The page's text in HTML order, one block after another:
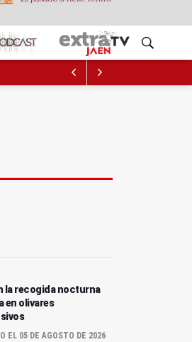
la recogida nocturna
en olivares
EL 05 DE AGOSTO DE 2026